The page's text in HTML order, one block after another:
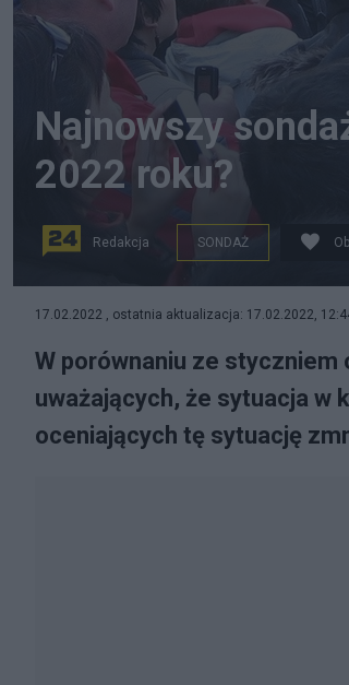
Najnowszy
2022 roku?
Redakcja SONDAŻ
17.02.2022 , ostatnia aktualizacja: 17.02.2022,
W porównaniu ze styczniem
uważających, że sytuacja w
oceniających tę sytuację